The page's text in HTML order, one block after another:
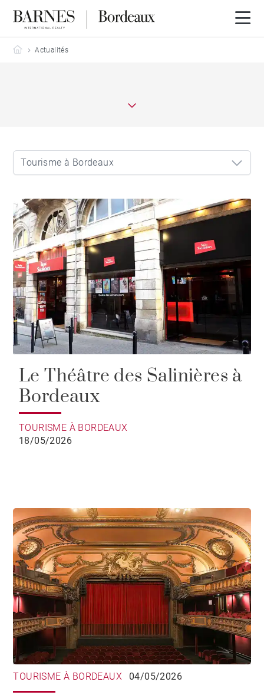
Barnes Bordeaux
Actualités
Tourisme à Bordeaux
Le Théâtre des Salinières à
Bordeaux
TOURISME À BORDEAUX
18/05/2026
TOURISME À BORDEAUX 04/05/2026